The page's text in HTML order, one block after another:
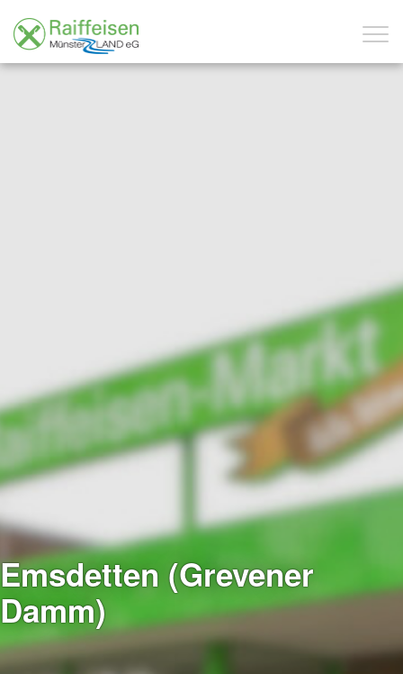
Emsdetten (Grevener
Damm)